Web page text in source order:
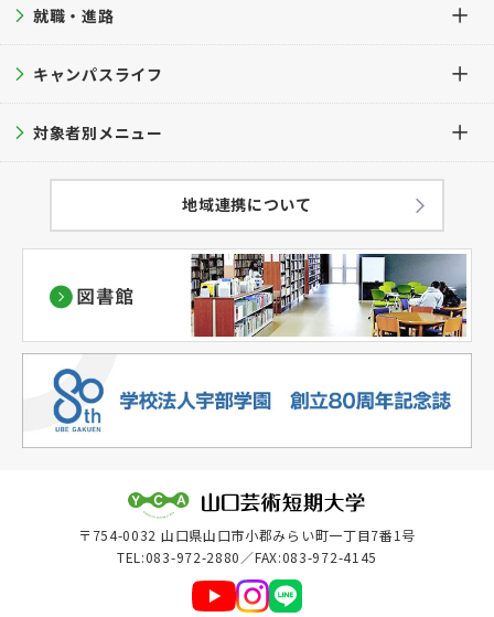
学長挨拶
公的研究費等の管理・運営方針
学科・学生数
教育方針
学修成果の評価に関する方針
（アセスメントプラン）
ハラスメント防止対策
教員紹介
情報公表
危機管理
芸術表現学科
専攻科 デザイン専攻
オープンキャンパス
進学相談会
大学見学
入学案内TOP
募集要項
入試ガイド
過去問題集
出願方法
併願について
学費
奨学金・経済支援
就職・進路
就職・進路TOP
就職支援サポート
キャンパスライフ
キャンパスライフTOP
学生サポート
キャンパスマップ
学生の暮らし
クラブ・サークル
対象者別メニュー
卒業生の方へ
保護者の方へ
地域連携について
〒754-0032 山口県山口市小郡みらい町一丁目7番1号
TEL:083-972-2880／FAX:083-972-4145